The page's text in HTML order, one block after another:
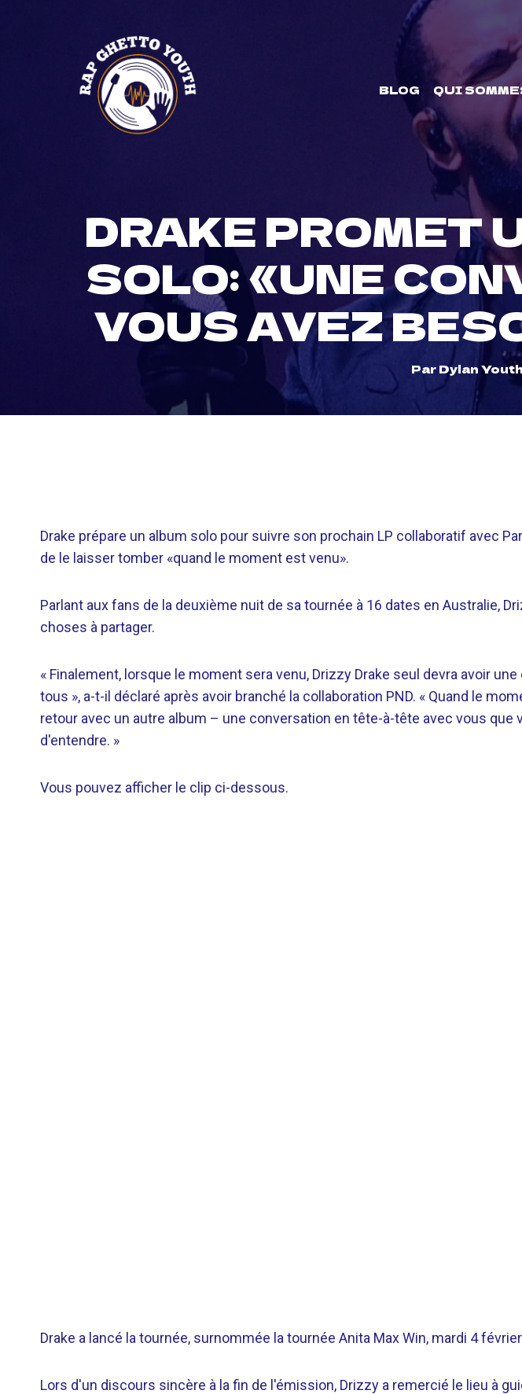
BLOG QUI
DRAKE PROMET
SOLO: «UNE
VOUS AVEZ
ParDylan Youth
Drake prépare un album solo pour suivre son prochain LP collaboratif avec
de le laisser tomber «quand le moment est venu».
Parlant aux fans de la deuxième nuit de sa tournée à 16 dates en Australie,
choses à partager.
« Finalement, lorsque le moment sera venu, Drizzy Drake seul devra avoir
tous », a-t-il déclaré après avoir branché la collaboration PND. « Quand le
retour avec un autre album – une conversation en tête-à-tête avec vous que
d'entendre. »
Vous pouvez afficher le clip ci-dessous.
Drake a lancé la tournée, surnommée la tournée Anita Max Win, mardi 4
Lors d'un discours sincère à la fin de l'émission, Drizzy a remercié le lieu à